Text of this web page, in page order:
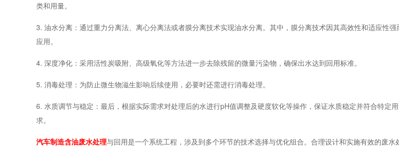
类和用量。
3. 油水分离：通过重力分离法、离心分离法或者膜分离技术实现油水分离。其中，膜分离技术因其高效性和适应性强
应用。
4. 深度净化：采用活性炭吸附、高级氧化等方法进一步去除残留的微量污染物，确保出水达到回用标准。
5. 消毒处理：为防止微生物滋生影响后续使用，必要时还需进行消毒处理。
6. 水质调节与稳定：最后，根据实际需求对处理后的水进行pH值调整及硬度软化等操作，保证水质稳定并符合特定
求。
汽车制造含油废水处理与回用是一个系统工程，涉及到多个环节的技术选择与优化组合。合理设计和实施有效的废水